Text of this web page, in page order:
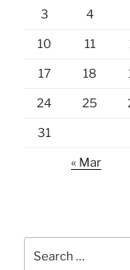
3 4
10 11
17 18
24 25
31
« Mar
for: